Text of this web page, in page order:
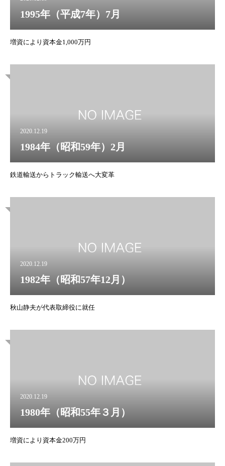
1995年（平成7年）7月
増資により資本金1,000万円
2020.12.19
1984年（昭和59年）2月
鉄道輸送からトラック輸送へ大変革
2020.12.19
1982年（昭和57年12月）
秋山静夫が代表取締役に就任
2020.12.19
1980年（昭和55年３月）
増資により資本金200万円